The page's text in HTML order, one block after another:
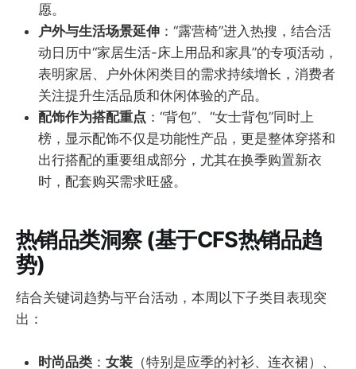
愿。
户外与生活场景延伸 ：“露营椅”进入热搜，结合活
动日历中“家居生活-床上用品和家具”的专项活动，
表明家居、户外休闲类目的需求持续增长，消费者
关注提升生活品质和休闲体验的产品。
配饰作为搭配重点 ：“背包”、“女士背包”同时上
榜，显示配饰不仅是功能性产品，更是整体穿搭和
出行搭配的重要组成部分，尤其在换季购置新衣
时，配套购买需求旺盛。
热销品类洞察 (基于CFS热销品趋
势)
结合关键词趋势与平台活动，本周以下子类目表现突
出：
时尚品类 ： 女装 （特别是应季的衬衫、连衣裙）、